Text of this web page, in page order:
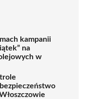
kampanii
na
w